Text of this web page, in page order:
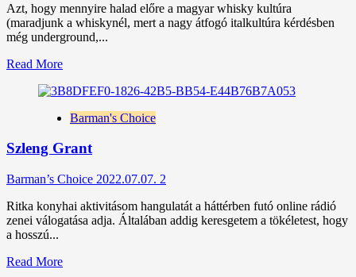
Azt, hogy mennyire halad előre a magyar whisky kultúra
(maradjunk a whiskynél, mert a nagy átfogó italkultúra kérdésben
még underground,...
Read MoreRead
about
ördög
Barman's Choice
Szleng Grant
Barman’s Choice 2022.07.07. 2
Ritka konyhai aktivitásom hangulatát a háttérben futó online rádió
zenei válogatása adja. Általában addig keresgetem a tökéletest, hogy
a hosszú...
Read MoreRead